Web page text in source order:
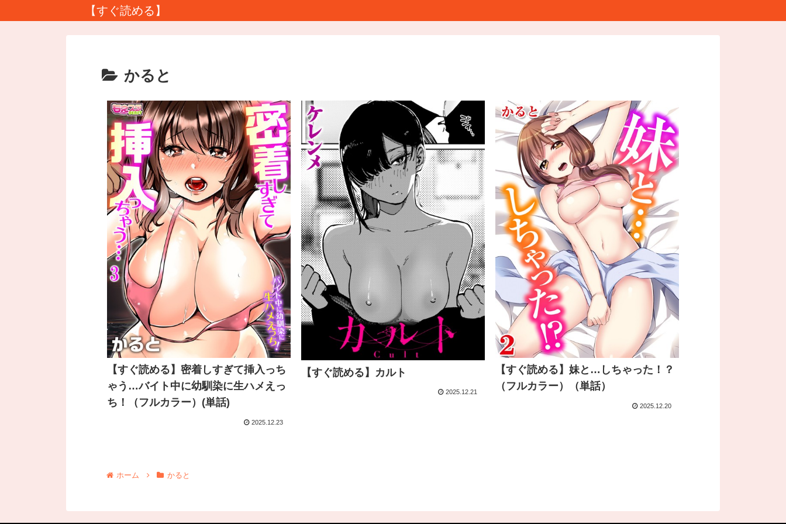
【すぐ読める】
かると
【すぐ読める】密着しすぎて挿入っち
ゃう…バイト中に幼馴染に生ハメえっ
ち！（フルカラー）(単話)
2025.12.23
【すぐ読める】カルト
2025.12.21
【すぐ読める】妹と…しちゃった！？
（フルカラー）（単話）
2025.12.20
ホーム かると